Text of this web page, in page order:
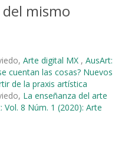
mismo
Arte digital MX , AusArt:
cuentan las cosas? Nuevos
de la praxis artística
La enseñanza del arte
Vol. 8 Núm. 1 (2020): Arte